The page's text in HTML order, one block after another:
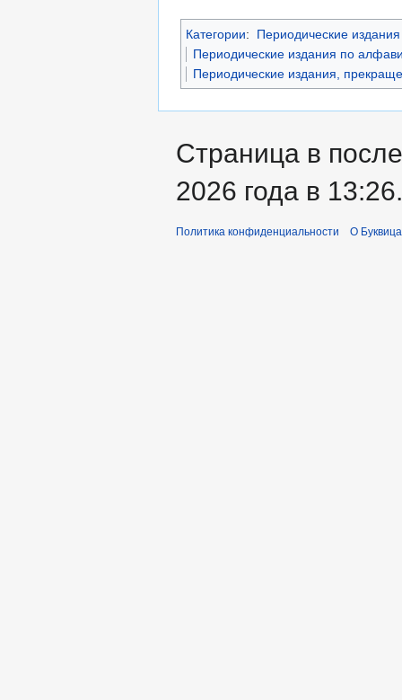
Категории:
Периодические
Периодические издания по
Периодические издания,
Страница в
2026 года в 13:26.
Политика конфиденциальности О Буквица